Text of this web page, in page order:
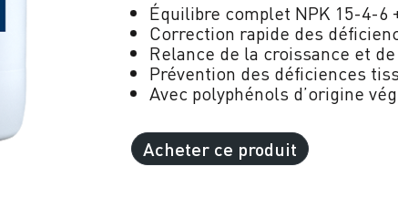
Équilibre complet NPK 15-4-6
Correction rapide des
Relance de la croissance et
Prévention des déficiences
Avec polyphénols d’origine
Acheter ce produit